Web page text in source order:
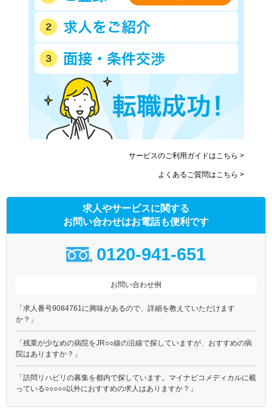
サービスのご利用ガイドはこちら >
よくあるご質問はこちら >
求人やサービスに関する
お問い合わせはお電話も便利です
0120-941-651
お問い合わせ例
「求人番号9084761に興味があるので、詳細を教えていただけます
か？」
「残業が少なめの病院をJR○○線の沿線で探していますが、おすすめの病
院はありますか？」
「訪問リハビリの募集を都内で探しています。マイナビコメディカルに載
っている○○○○○以外におすすめの求人はありますか？」